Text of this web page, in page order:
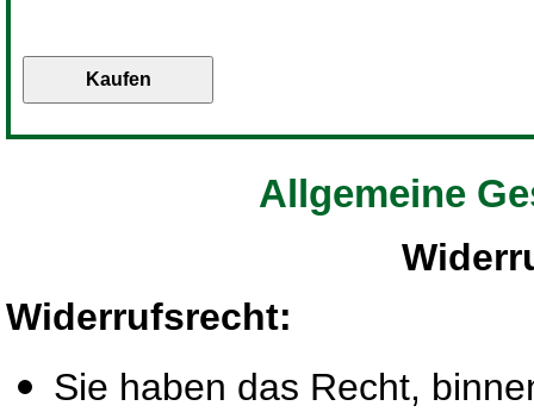
Allgemeine
Widerrufsrecht:
Sie haben das Recht,